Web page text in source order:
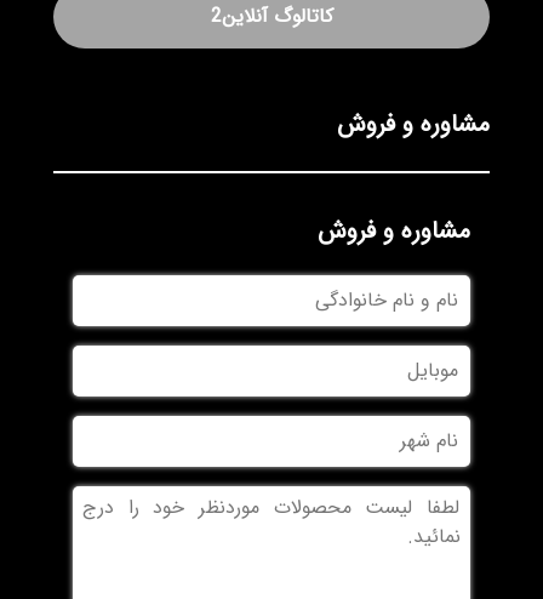
کاتالوگ آنلاین2
مشاوره و فروش
مشاوره و فروش
نام
و
نام
خانوادگی
موبایل
نام
شهر
بدون
عنوان